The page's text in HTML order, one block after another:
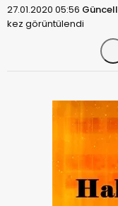
27.01.2020 05:56
kez görüntülendi